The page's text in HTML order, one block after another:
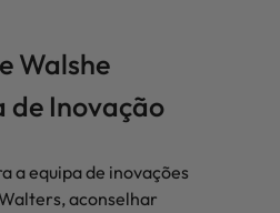
Walshe
de Inovação
a equipa de inovações
aconselhar